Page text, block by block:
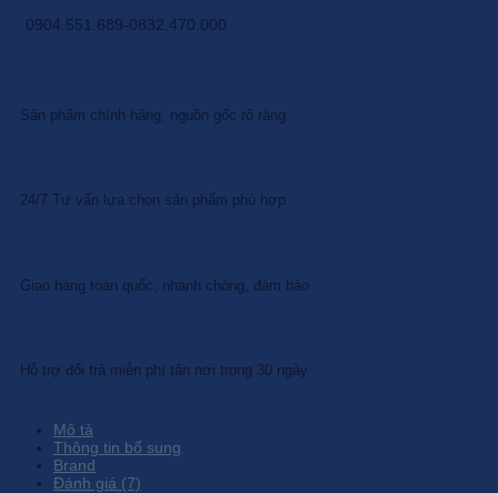
0904.551.689-0832.470.000
Sản phẩm chính hãng, nguồn gốc rõ ràng
24/7 Tư vấn lựa chọn sản phẩm phù hợp
Giao hàng toàn quốc, nhanh chóng, đảm bảo
Hỗ trợ đổi trả miễn phí tận nơi trong 30 ngày
Mô tả
Thông tin bổ sung
Brand
Đánh giá (7)